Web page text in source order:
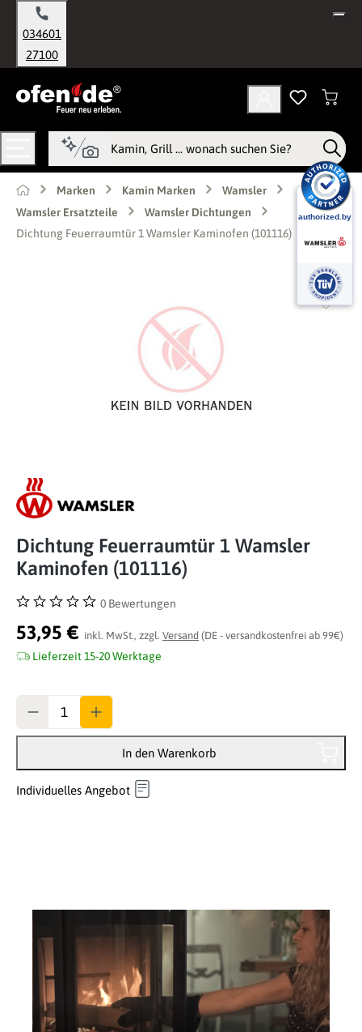
springen
034601
27100
Marken Kamin Marken
Wamsler
Wamsler Ersatzteile
Wamsler Dichtungen
Dichtung Feuerraumtür 1 Wamsler Kaminofen (101116)
Dichtung Feuerraumtür 1 Wamsler
Kaminofen (101116)
Durchschnittliche Bewertung von 0 von 5 Sternen
0 Bewertungen
53,95 € inkl. MwSt., zzgl. Versand (DE - versandkostenfrei ab 99€)
Lieferzeit 15-20 Werktage
In den Warenkorb
Individuelles Angebot